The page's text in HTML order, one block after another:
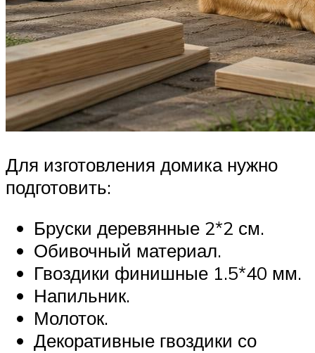
Для изготовления домика нужно
подготовить:
Бруски деревянные 2*2 см.
Обивочный материал.
Гвоздики финишные 1.5*40 мм.
Напильник.
Молоток.
Декоративные гвоздики со